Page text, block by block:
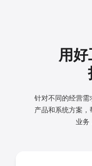
用
针对不同的经营需
产品和系统方案，
业务